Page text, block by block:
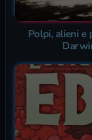
Polpi, alieni